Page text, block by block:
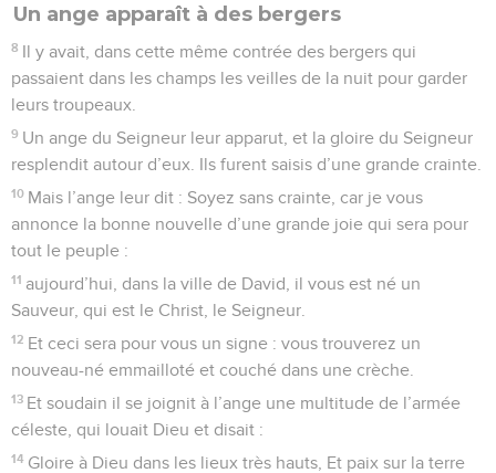
Un ange apparaît à des bergers
8 Il y avait, dans cette même contrée des bergers qui
passaient dans les champs les veilles de la nuit pour garder
leurs troupeaux.
9 Un ange du Seigneur leur apparut, et la gloire du Seigneur
resplendit autour d’eux. Ils furent saisis d’une grande crainte.
10 Mais l’ange leur dit : Soyez sans crainte, car je vous
annonce la bonne nouvelle d’une grande joie qui sera pour
tout le peuple :
11 aujourd’hui, dans la ville de David, il vous est né un
Sauveur, qui est le Christ, le Seigneur.
12 Et ceci sera pour vous un signe : vous trouverez un
nouveau-né emmailloté et couché dans une crèche.
13 Et soudain il se joignit à l’ange une multitude de l’armée
céleste, qui louait Dieu et disait :
14 Gloire à Dieu dans les lieux très hauts, Et paix sur la terre